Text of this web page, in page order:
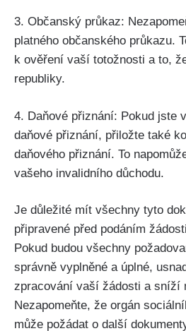
3. Občanský průkaz:
platného občanského průkazu.
k ověření vaší totožnosti a to,
republiky.
4. Daňové přiznání: Pokud jste
daňové přiznání, přiložte také
daňového přiznání. To
vašeho invalidního důchodu.
Je důležité mít všechny tyto
připravené před podáním
Pokud budou všechny
správně vyplněné a úplné,
zpracování vaší žádosti a sníží
Nezapomeňte, že orgán
může požádat o další